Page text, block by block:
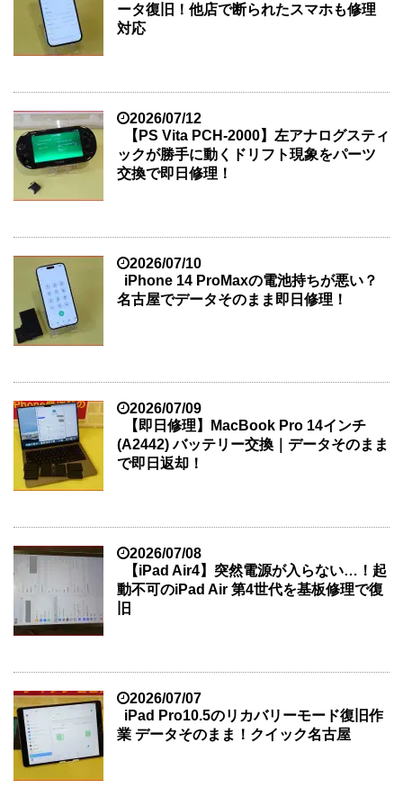
ータ復旧！他店で断られたスマホも修理
対応
2026/07/12
【PS Vita PCH-2000】左アナログスティ
ックが勝手に動くドリフト現象をパーツ
交換で即日修理！
2026/07/10
iPhone 14 ProMaxの電池持ちが悪い？
名古屋でデータそのまま即日修理！
2026/07/09
【即日修理】MacBook Pro 14インチ
(A2442) バッテリー交換｜データそのまま
で即日返却！
2026/07/08
【iPad Air4】突然電源が入らない…！起
動不可のiPad Air 第4世代を基板修理で復
旧
2026/07/07
iPad Pro10.5のリカバリーモード復旧作
業 データそのまま！クイック名古屋